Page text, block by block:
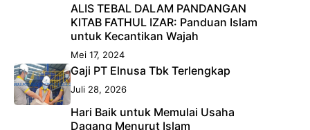
ALIS TEBAL DALAM PANDANGAN
KITAB FATHUL IZAR: Panduan Islam
untuk Kecantikan Wajah
Mei 17, 2024
Gaji PT Elnusa Tbk Terlengkap
Juli 28, 2026
Hari Baik untuk Memulai Usaha
Dagang Menurut Islam